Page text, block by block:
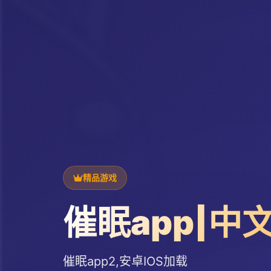
精品游戏
催眠app|中
催眠app2,安卓IOS加载